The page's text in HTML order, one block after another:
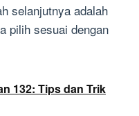
selanjutnya adalah
pilih sesuai dengan
132: Tips dan Trik